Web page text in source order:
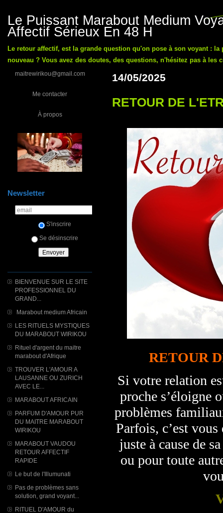
Le Puissant Marabout Medium
Affectif Sérieux En 48 H
Le retour affectif, est la grande question qu'on pose à son voyant :
nouveau ? Vous avez des doutes, des questions, n'hésitez pas à les
maitrewirikou@gmail.com
Me contacter
À propos
Newsletter
S'inscrire
Se désinscrire
BIENVENUE SUR LE SITE
PROFESSIONNEL DU
GRAND...
Marabout medium Africain
LES RITUELS MYSTIQUES
DU MARABOUT WIRIKOU
Rituel d'argent du maitre
marabout d'Afrique
TROUVER L'AMOUR A
LAUSANNE OU ZURICH
AVEC LE...
MARABOUT AFRICAIN
PARFUM D'AMOUR PUR
DU MAITRE MARABOUT
WIRIKOU
MARABOUT VAUDOU
RETOUR AFFECTIF
RAPIDE
Le but de l'Illumunati
Pas de problèmes sans
solution, grand voyant...
RITUEL D'AMOUR du
14/05/2025
RETOUR DE
RETOUR
Si votre relation
proche s’éloigne
problèmes
Parfois, c’est
juste à cause de
ou pour toute